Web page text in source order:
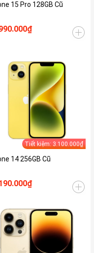
15 Pro 128GB Cũ
Tiết kiệm: 3.100.000₫
14 256GB Cũ